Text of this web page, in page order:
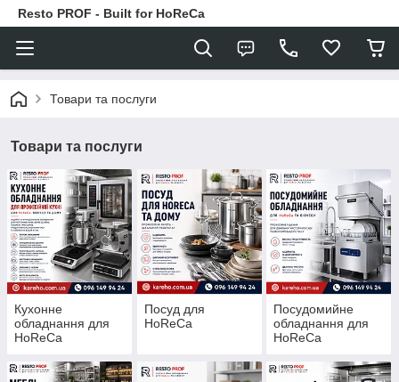
Resto PROF - Built for HoReCa
Товари та послуги
Товари та послуги
Кухонне
обладнання для
HoReCa
Посуд для
HoReCa
Посудомийне
обладнання для
HoReCa